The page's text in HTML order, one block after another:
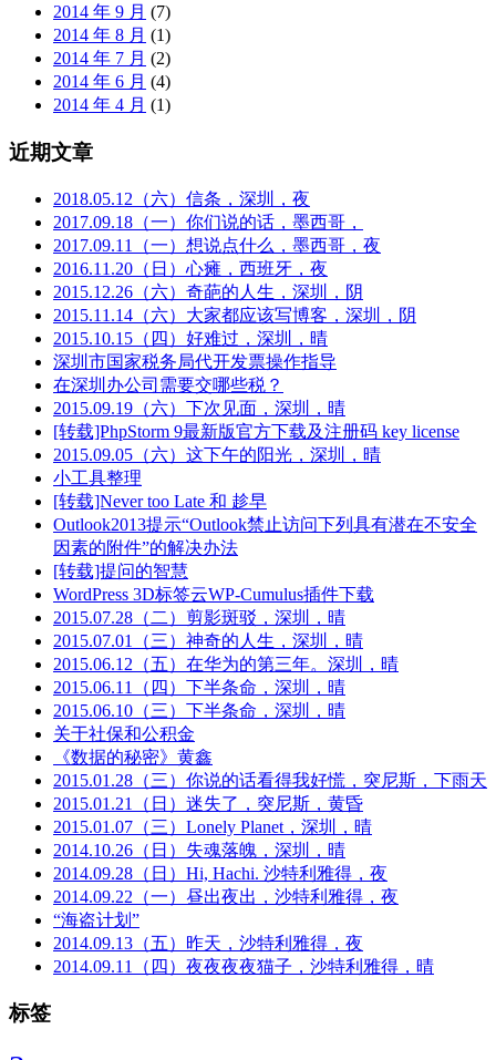
2014 年 9 月 (7)
2014 年 8 月 (1)
2014 年 7 月 (2)
2014 年 6 月 (4)
2014 年 4 月 (1)
近期文章
2018.05.12（六）信条，深圳，夜
2017.09.18（一）你们说的话，墨西哥，
2017.09.11（一）想说点什么，墨西哥，夜
2016.11.20（日）心瘫，西班牙，夜
2015.12.26（六）奇葩的人生，深圳，阴
2015.11.14（六）大家都应该写博客，深圳，阴
2015.10.15（四）好难过，深圳，晴
深圳市国家税务局代开发票操作指导
在深圳办公司需要交哪些税？
2015.09.19（六）下次见面，深圳，晴
[转载]PhpStorm 9最新版官方下载及注册码 key license
2015.09.05（六）这下午的阳光，深圳，晴
小工具整理
[转载]Never too Late 和 趁早
Outlook2013提示“Outlook禁止访问下列具有潜在不安全
因素的附件”的解决办法
[转载]提问的智慧
WordPress 3D标签云WP-Cumulus插件下载
2015.07.28（二）剪影斑驳，深圳，晴
2015.07.01（三）神奇的人生，深圳，晴
2015.06.12（五）在华为的第三年。深圳，晴
2015.06.11（四）下半条命，深圳，晴
2015.06.10（三）下半条命，深圳，晴
关于社保和公积金
《数据的秘密》黄鑫
2015.01.28（三）你说的话看得我好慌，突尼斯，下雨天
2015.01.21（日）迷失了，突尼斯，黄昏
2015.01.07（三）Lonely Planet，深圳，晴
2014.10.26（日）失魂落魄，深圳，晴
2014.09.28（日）Hi, Hachi. 沙特利雅得，夜
2014.09.22（一）昼出夜出，沙特利雅得，夜
“海盗计划”
2014.09.13（五）昨天，沙特利雅得，夜
2014.09.11（四）夜夜夜夜猫子，沙特利雅得，晴
标签